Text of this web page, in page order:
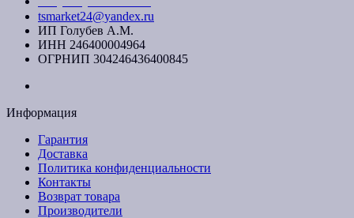
tsmarket24@yandex.ru
ИП Голубев А.М.
ИНН 246400004964
ОГРНИП 304246436400845
Информация
Гарантия
Доставка
Политика конфиденциальности
Контакты
Возврат товара
Производители